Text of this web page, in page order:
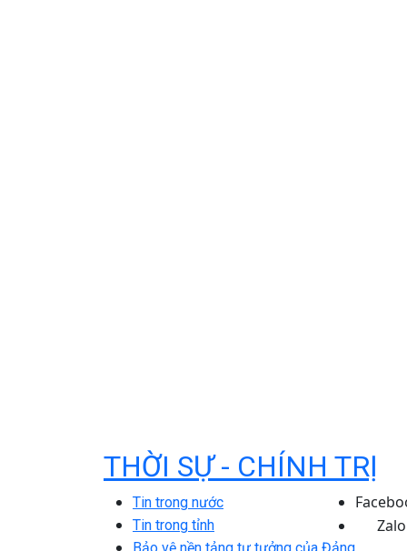
THỜI SỰ - CHÍNH TRỊ
Tin trong nước
Tin trong tỉnh
Zalo